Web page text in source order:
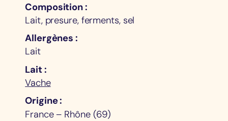
Composition
Lait, presure, ferments, sel
Allergènes
Lait
Lait
Vache
Origine
France – Rhône (69)